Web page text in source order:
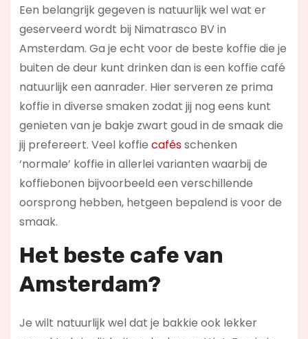
Een belangrijk gegeven is natuurlijk wel wat er
geserveerd wordt bij Nimatrasco BV in
Amsterdam. Ga je echt voor de beste koffie die je
buiten de deur kunt drinken dan is een koffie café
natuurlijk een aanrader. Hier serveren ze prima
koffie in diverse smaken zodat jij nog eens kunt
genieten van je bakje zwart goud in de smaak die
jij prefereert. Veel koffie cafésschenken
‘normale’ koffie in allerlei varianten waarbij de
koffiebonen bijvoorbeeld een verschillende
oorsprong hebben, hetgeen bepalend is voor de
smaak.
Het beste cafe van
Amsterdam?
Je wilt natuurlijk wel dat je bakkie ook lekker